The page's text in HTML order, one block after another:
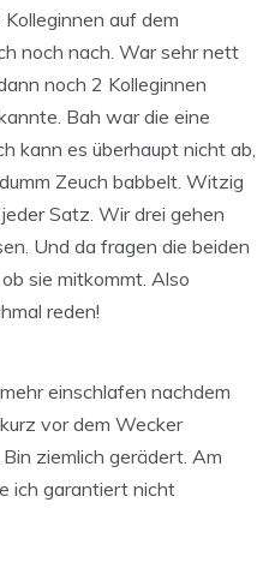
auf dem
noch nach. War sehr nett
noch 2 Kolleginnen
Bah war die eine
kann es überhaupt nicht ab,
Zeuch babbelt. Witzig
Satz. Wir drei gehen
Und da fragen die beiden
sie mitkommt. Also
reden!
einschlafen nachdem
vor dem Wecker
ziemlich gerädert. Am
ich garantiert nicht